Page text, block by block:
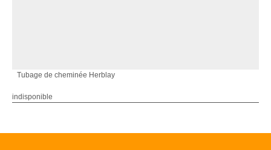
Tubage de cheminée Herblay
indisponible